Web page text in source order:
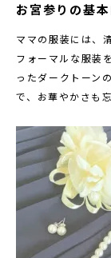
お宮参りの基
ママの服装には、
フォーマルな服装
ったダークトーン
で、お華やかさも